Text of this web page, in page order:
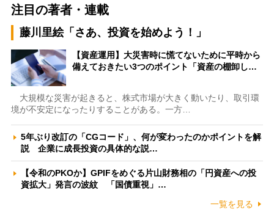
注目の著者・連載
藤川里絵「さあ、投資を始めよう！」
【資産運用】大災害時に慌てないために平時から
備えておきたい3つのポイント「資産の棚卸し…
大規模な災害が起きると、株式市場が大きく動いたり、取引環
境が不安定になったりすることがある。一方…
5年ぶり改訂の「CGコード」、何が変わったのかポイントを解
説 企業に成長投資の具体的な説…
【令和のPKOか】GPIFをめぐる片山財務相の「円資産への投
資拡大」発言の波紋 「国債重視」…
一覧を見る